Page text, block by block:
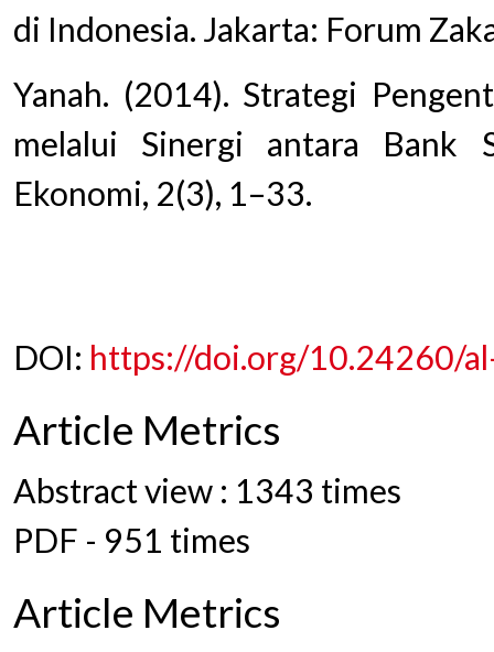
di Indonesia. Jakarta: Forum
Yanah. (2014). Strategi
melalui Sinergi antara Bank
Ekonomi, 2(3), 1–33.
DOI: https://doi.org/10.24260/
Article Metrics
Abstract view : 1343 times
PDF - 951 times
Article Metrics